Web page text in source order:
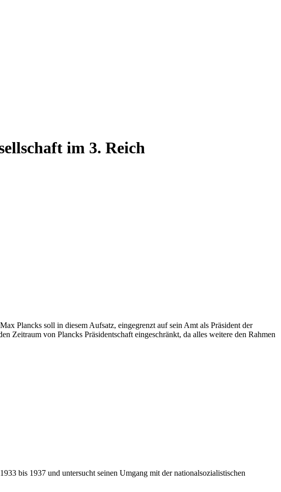
im 3. Reich
Plancks soll in diesem Aufsatz, eingegrenzt auf sein Amt als Präsident der
Zeitraum von Plancks Präsidentschaft eingeschränkt, da alles weitere den Rahmen
bis 1937 und untersucht seinen Umgang mit der nationalsozialistischen